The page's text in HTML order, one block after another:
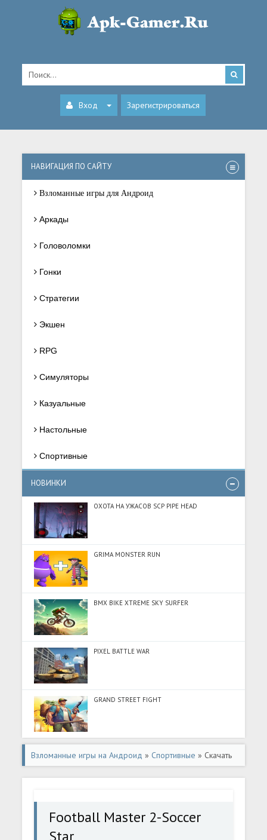
Вход Зарегистрироваться
НАВИГАЦИЯ ПО САЙТУ
Взломанные игры для Андроид
Аркады
Головоломки
Гонки
Стратегии
Экшен
RPG
Симуляторы
Казуальные
Настольные
Спортивные
НОВИНКИ
ОХОТА НА УЖАСОВ SCP PIPE HEAD
GRIMA MONSTER RUN
BMX BIKE XTREME SKY SURFER
PIXEL BATTLE WAR
GRAND STREET FIGHT
Взломанные игры на Андроид » Спортивные » Скачать
Football Master 2-Soccer Star (Много денег) на
Football Master 2-Soccer
Star